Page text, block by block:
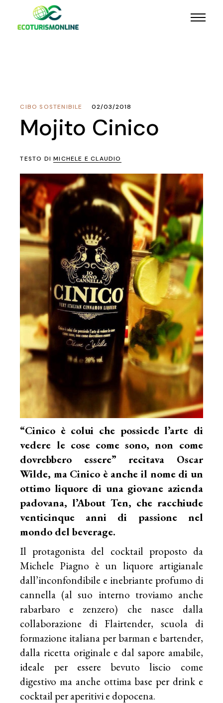
CIBO SOSTENIBILE 02/03/2018
Mojito Cinico
TESTO DIMICHELE E CLAUDIO
“Cinico è colui che possiede l’arte di
vedere le cose come sono, non come
dovrebbero essere” recitava Oscar
Wilde, ma Cinico è anche il nome di un
ottimo liquore di una giovane azienda
padovana, l’About Ten, che racchiude
venticinque anni di passione nel
mondo del beverage.
Il protagonista del cocktail proposto da
Michele Piagno è un liquore artigianale
dall’inconfondibile e inebriante profumo di
cannella (al suo interno troviamo anche
rabarbaro e zenzero) che nasce dalla
collaborazione di Flairtender, scuola di
formazione italiana per barman e bartender,
dalla ricetta originale e dal sapore amabile,
ideale per essere bevuto liscio come
digestivo ma anche ottima base per drink e
cocktail per aperitivi e dopocena.